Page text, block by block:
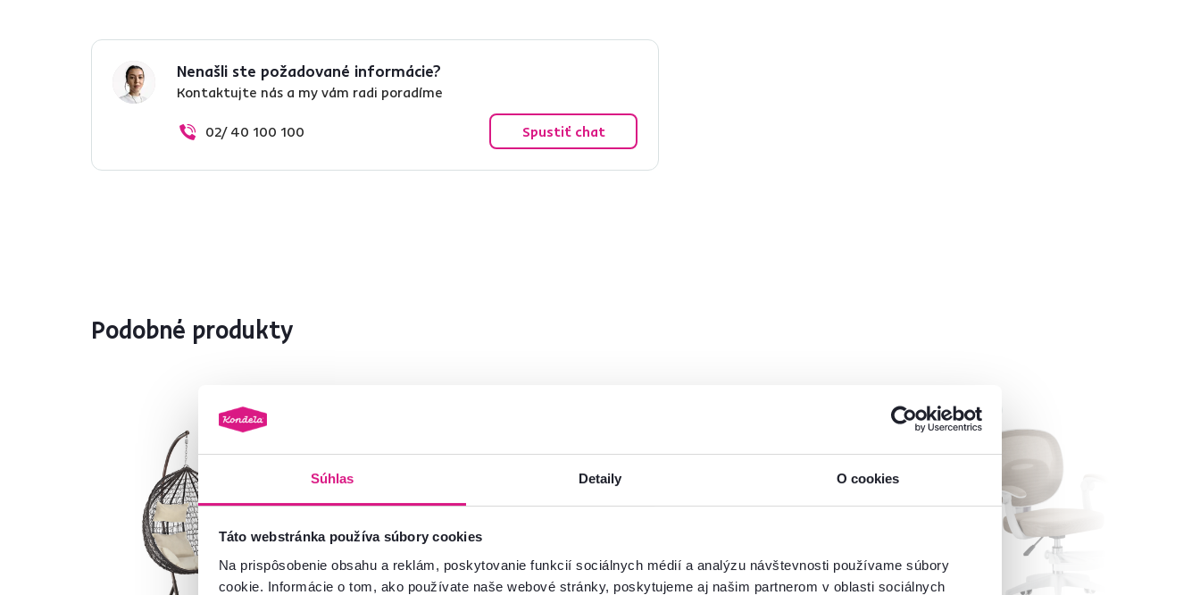
Súhlas Detaily O cookies
Táto webstránka používa súbory cookies
Na prispôsobenie obsahu a reklám, poskytovanie funkcií sociálnych médií a analýzu návštevnosti používame súbory
cookie. Informácie o tom, ako používate naše webové stránky, poskytujeme aj našim partnerom v oblasti sociálnych
Nenašli ste požadované informácie?
Kontaktujte nás a my vám radi poradíme
02/ 40 100 100 Spustiť chat
Podobné produkty
Vynáška